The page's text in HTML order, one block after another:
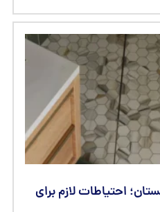
احتیاطات لازم برای